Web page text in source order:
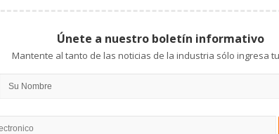
Únete a nuestro boletín informativo
Mantente al tanto de las noticias de la